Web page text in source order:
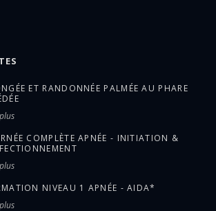
ET RANDONNÉE PALMÉE AU PHARE
COMPLÈTE APNÉE - INITIATION &
NIVEAU 1 APNÉE - AIDA*